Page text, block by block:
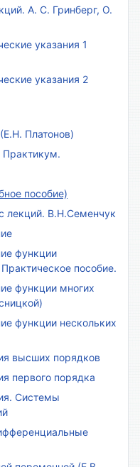
А. С. Гринберг, О.
указания 1
указания 2
Платонов)
Практикум.
пособие)
лекций. В.Н.Семенчук
функции
пособие.
функции многих
функции нескольких
высших порядков
первого порядка
Системы